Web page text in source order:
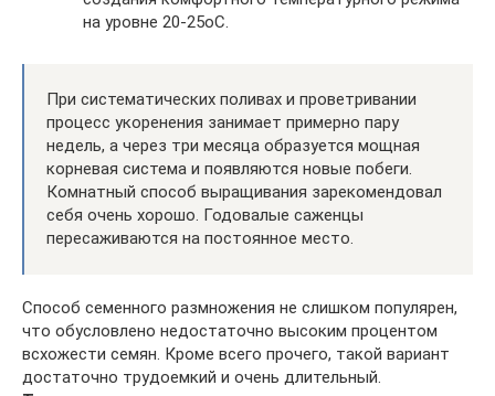
на уровне 20-25оС.
При систематических поливах и проветривании
процесс укоренения занимает примерно пару
недель, а через три месяца образуется мощная
корневая система и появляются новые побеги.
Комнатный способ выращивания зарекомендовал
себя очень хорошо. Годовалые саженцы
пересаживаются на постоянное место.
Способ семенного размножения не слишком популярен,
что обусловлено недостаточно высоким процентом
всхожести семян. Кроме всего прочего, такой вариант
достаточно трудоемкий и очень длительный.